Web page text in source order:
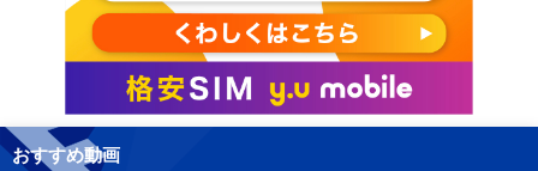
おすすめ動画